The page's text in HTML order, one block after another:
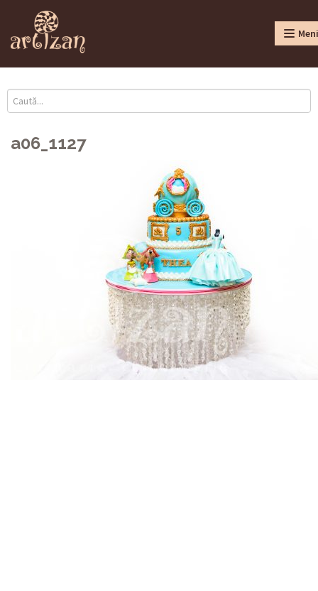
a06_1127